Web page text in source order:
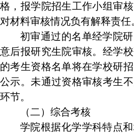
格，报学院招生工作小组审
对材料审核情况负有解释责任
初审通过的名单经学院
意后报研究生院审核。经学
的考生资格名单将在学校研
公示。未通过资格审核考生
环节。
（二）综合考核
学院根据化学学科特点